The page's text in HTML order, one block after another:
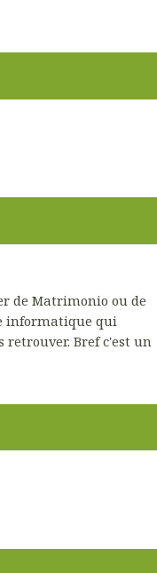
de Matrimonio ou de
informatique qui
retrouver. Bref c'est un